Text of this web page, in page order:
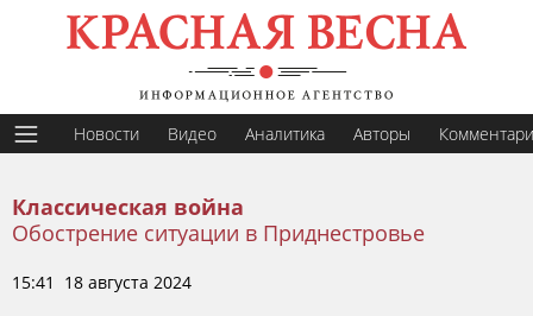
Новости Видео Аналитика Авторы
Классическая война
Обострение ситуации в Приднестровье
15:41 18 августа 2024